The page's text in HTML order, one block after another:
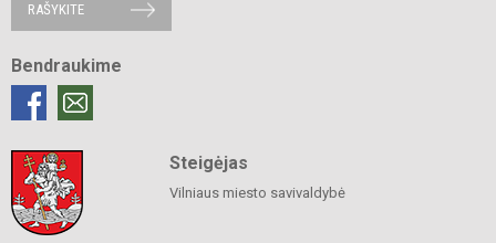
RAŠYKITE
Bendraukime
Steigėjas
Vilniaus miesto savivaldybė